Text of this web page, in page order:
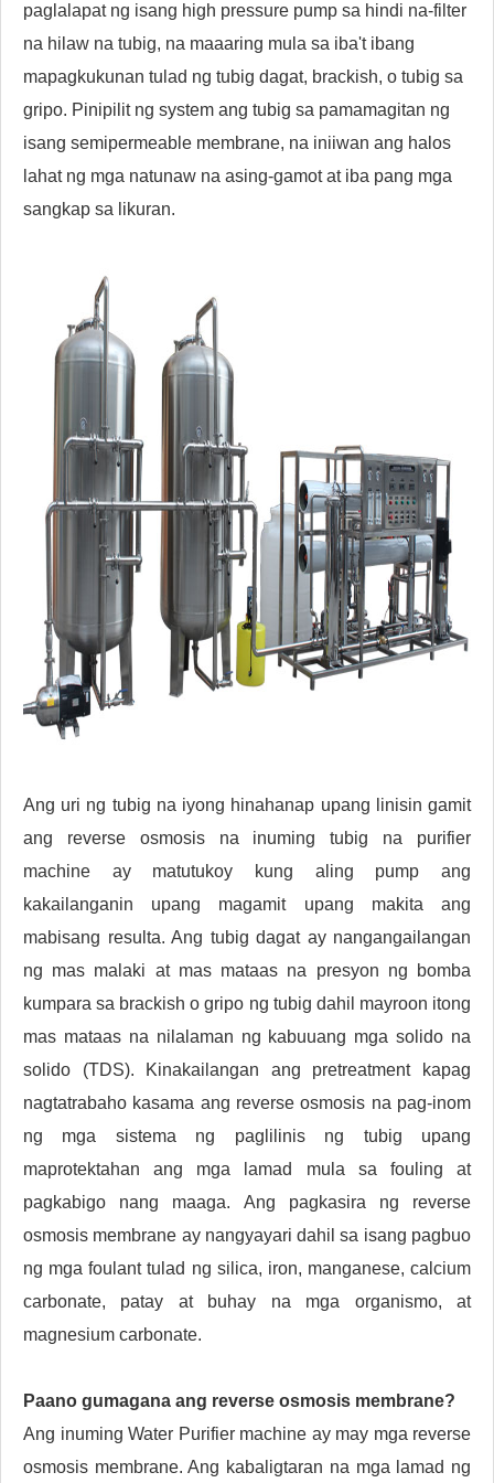
paglalapat ng isang high pressure pump sa hindi na-filter
na hilaw na tubig, na maaaring mula sa iba't ibang
mapagkukunan tulad ng tubig dagat, brackish, o tubig sa
gripo. Pinipilit ng system ang tubig sa pamamagitan ng
isang semipermeable membrane, na iniiwan ang halos
lahat ng mga natunaw na asing-gamot at iba pang mga
sangkap sa likuran.
Ang uri ng tubig na iyong hinahanap upang linisin gamit
ang reverse osmosis na inuming tubig na purifier
machine ay matutukoy kung aling pump ang
kakailanganin upang magamit upang makita ang
mabisang resulta. Ang tubig dagat ay nangangailangan
ng mas malaki at mas mataas na presyon ng bomba
kumpara sa brackish o gripo ng tubig dahil mayroon itong
mas mataas na nilalaman ng kabuuang mga solido na
solido (TDS). Kinakailangan ang pretreatment kapag
nagtatrabaho kasama ang reverse osmosis na pag-inom
ng mga sistema ng paglilinis ng tubig upang
maprotektahan ang mga lamad mula sa fouling at
pagkabigo nang maaga. Ang pagkasira ng reverse
osmosis membrane ay nangyayari dahil sa isang pagbuo
ng mga foulant tulad ng silica, iron, manganese, calcium
carbonate, patay at buhay na mga organismo, at
magnesium carbonate.
Paano gumagana ang reverse osmosis membrane?
Ang inuming Water Purifier machine ay may mga reverse
osmosis membrane. Ang kabaligtaran na mga lamad ng